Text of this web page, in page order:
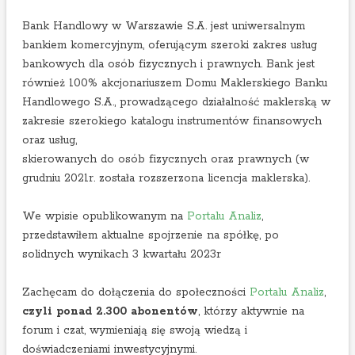
0
2
3
r
.
Bank Handlowy w Warszawie S.A. jest uniwersalnym
bankiem komercyjnym, oferującym szeroki zakres usług
bankowych dla osób fizycznych i prawnych. Bank jest
również 100% akcjonariuszem Domu Maklerskiego Banku
Handlowego S.A., prowadzącego działalność maklerską w
zakresie szerokiego katalogu instrumentów finansowych
oraz usług,
skierowanych do osób fizycznych oraz prawnych (w
grudniu 2021r. została rozszerzona licencja maklerska).
We wpisie opublikowanym na Portalu Analiz,
przedstawiłem aktualne spojrzenie na spółkę, po
solidnych wynikach 3 kwartału 2023r
Zachęcam do dołączenia do społeczności Portalu Analiz,
czyli ponad 2.300 abonentów, którzy aktywnie na
forum i czat, wymieniają się swoją wiedzą i
doświadczeniami inwestycyjnymi.